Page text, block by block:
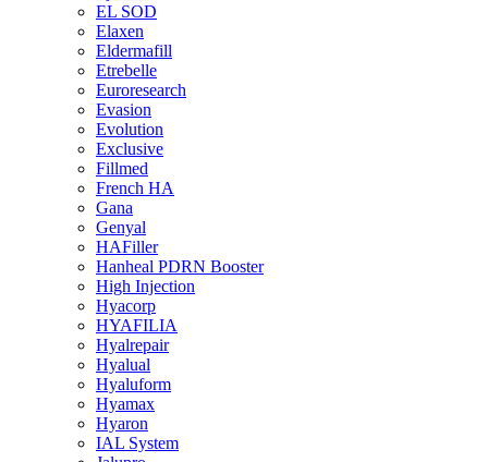
EL SOD
Elaxen
Eldermafill
Etrebelle
Euroresearch
Evasion
Evolution
Exclusive
Fillmed
French HA
Gana
Genyal
HAFiller
Hanheal PDRN Booster
High Injection
Hyacorp
HYAFILIA
Hyalrepair
Hyalual
Hyaluform
Hyamax
Hyaron
IAL System